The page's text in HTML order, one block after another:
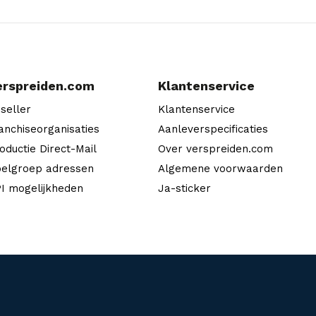
Direct-Mail
adressen
mogelijkheden
Klantenservice
Klantenservice
Aanleverspecificaties
Over verspreiden.com
Algemene voorwaarden
Ja-sticker